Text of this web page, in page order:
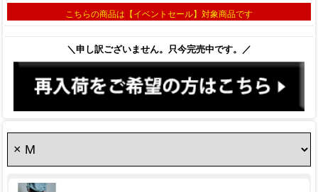
こちらの商品は【イベントセール】対象商品です
＼申し訳ございません。只今完売中です。／